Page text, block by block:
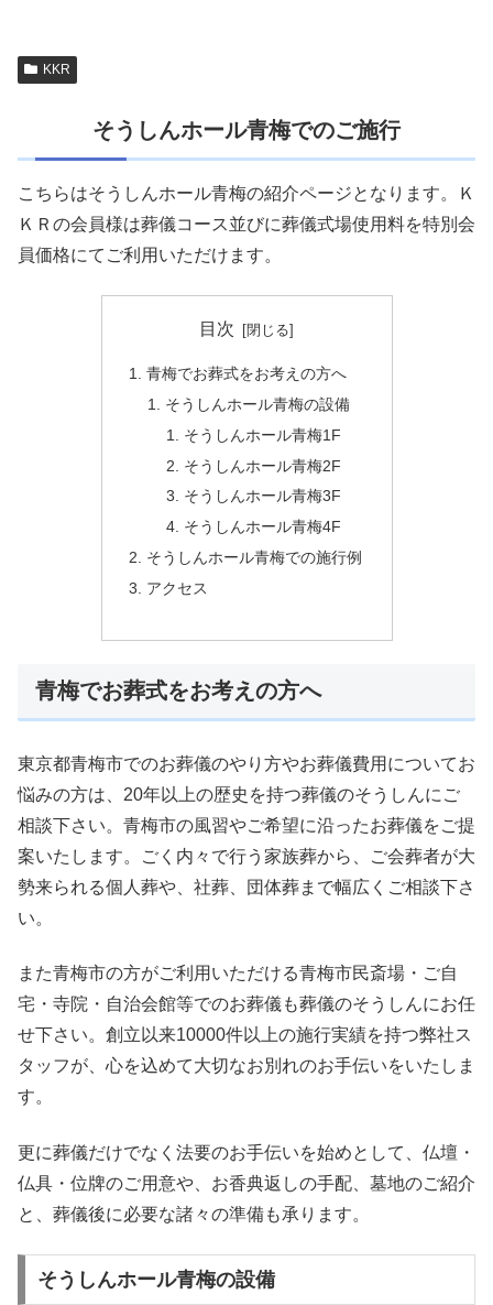
KKR
そうしんホール青梅でのご施行
こちらはそうしんホール青梅の紹介ページとなります。Ｋ
ＫＲの会員様は葬儀コース並びに葬儀式場使用料を特別会
員価格にてご利用いただけます。
目次
青梅でお葬式をお考えの方へ
そうしんホール青梅の設備
そうしんホール青梅1F
そうしんホール青梅2F
そうしんホール青梅3F
そうしんホール青梅4F
そうしんホール青梅での施行例
アクセス
青梅でお葬式をお考えの方へ
東京都青梅市でのお葬儀のやり方やお葬儀費用についてお
悩みの方は、20年以上の歴史を持つ葬儀のそうしんにご
相談下さい。青梅市の風習やご希望に沿ったお葬儀をご提
案いたします。ごく内々で行う家族葬から、ご会葬者が大
勢来られる個人葬や、社葬、団体葬まで幅広くご相談下さ
い。
また青梅市の方がご利用いただける青梅市民斎場・ご自
宅・寺院・自治会館等でのお葬儀も葬儀のそうしんにお任
せ下さい。創立以来10000件以上の施行実績を持つ弊社ス
タッフが、心を込めて大切なお別れのお手伝いをいたしま
す。
更に葬儀だけでなく法要のお手伝いを始めとして、仏壇・
仏具・位牌のご用意や、お香典返しの手配、墓地のご紹介
と、葬儀後に必要な諸々の準備も承ります。
そうしんホール青梅の設備